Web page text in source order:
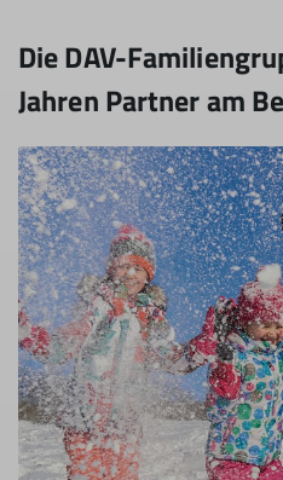
Die DAV-
Jahren Partner am